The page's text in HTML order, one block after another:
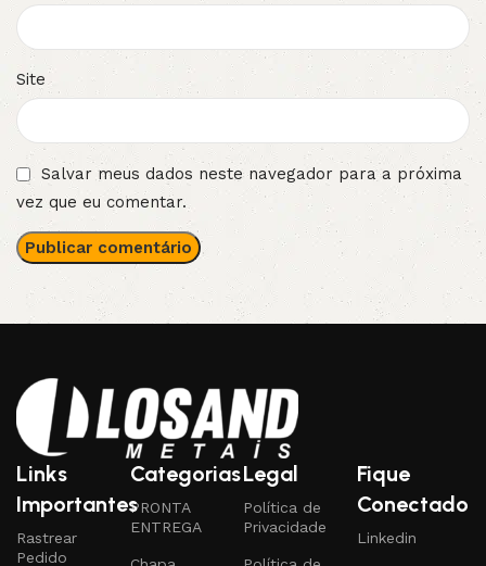
Site
Salvar meus dados neste navegador para a próxima
vez que eu comentar.
Links
Importantes
Rastrear
Pedido
Categorias
PRONTA
ENTREGA
Legal
Política de
Privacidade
Fique
Conectado
Linkedin